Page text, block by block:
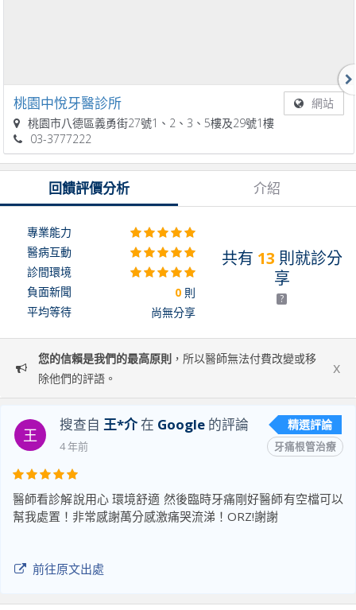
桃園中悅牙醫診所
網站
桃園市八德區義勇街27號1、2、3、5樓及29號1樓
03-3777222
回饋評價分析 介紹
共有 13 則就診分
享
?
專業能力
醫病互動
診間環境
負面新聞
0 則
平均等待
尚無分享
您的信賴是我們的最高原則 ，所以醫師無法付費改變或移
除他們的評語。
x
王
搜查自王*介在 Google 的評論 精選評論
4 年前 牙痛根管治療
醫師看診解說用心 環境舒適 然後臨時牙痛剛好醫師有空檔可以
幫我處置！非常感謝萬分感激痛哭流涕！ORZ!謝謝
前往原文出處